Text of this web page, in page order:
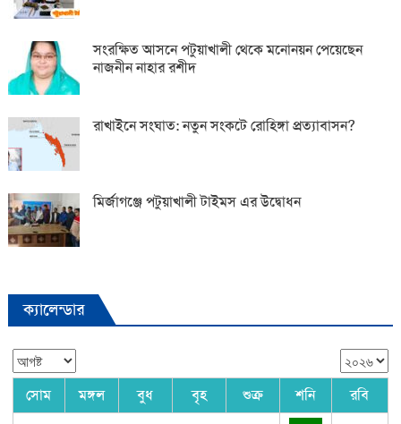
সংরক্ষিত আসনে পটুয়াখালী থেকে মনোনয়ন পেয়েছেন
নাজনীন নাহার রশীদ
রাখাইনে সংঘাত: নতুন সংকটে রোহিঙ্গা প্রত্যাবাসন?
মির্জাগঞ্জে পটুয়াখালী টাইমস এর উদ্বোধন
ক্যালেন্ডার
সোম মঙ্গল বুধ বৃহ শুক্র শনি রবি